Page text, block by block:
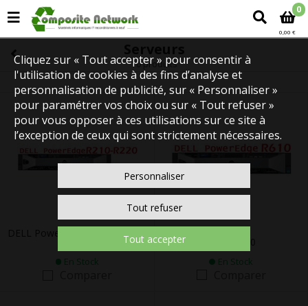
0
0,00 €
10 produits
DELL Power-Edge R210 R210 II
En Stock En Stock
Cliquez sur « Tout accepter » pour consentir à
l'utilisation de cookies à des fins d’analyse et
personnalisation de publicité, sur « Personnaliser »
pour paramétrer vos choix ou sur « Tout refuser »
pour vous opposer à ces utilisations sur ce site à
l’exception de ceux qui sont strictement nécessaires.
Personnaliser
Tout refuser
Tout accepter